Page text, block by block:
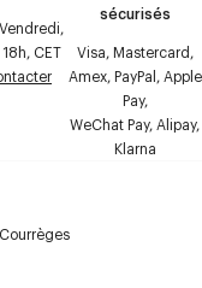
CET
sécurisés
Visa, Mastercard,
Amex, PayPal, Apple
Pay,
WeChat Pay, Alipay,
Klarna